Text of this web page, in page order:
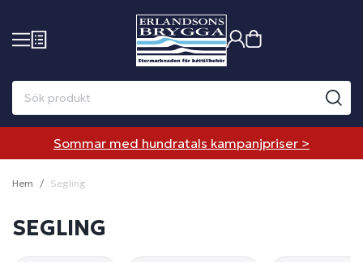
Sommar med hundratals kampanjpriser >
Hem Segling
SEGLING